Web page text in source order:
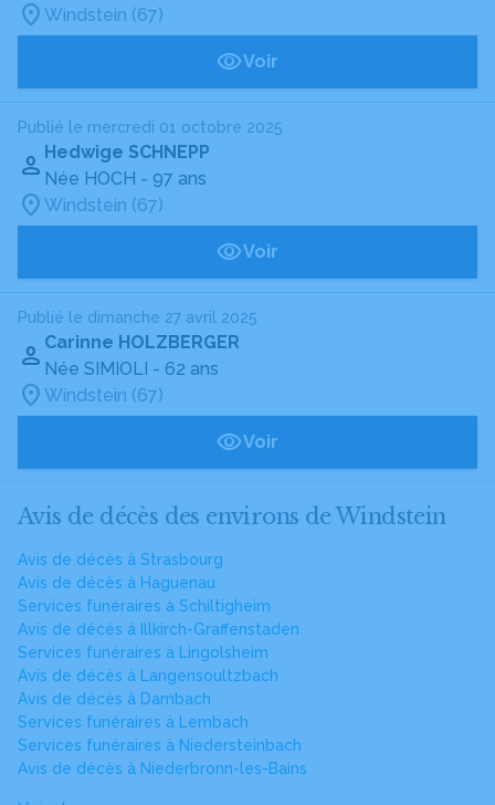
Windstein (67)
Voir
Publié le mercredi 01 octobre 2025
Hedwige SCHNEPP
Née HOCH - 97 ans
Windstein (67)
Voir
Publié le dimanche 27 avril 2025
Carinne HOLZBERGER
Née SIMIOLI - 62 ans
Windstein (67)
Voir
Avis de décès des environs de Windstein
Avis de décès à Strasbourg
Avis de décès à Haguenau
Services funéraires à Schiltigheim
Avis de décès à Illkirch-Graffenstaden
Services funéraires à Lingolsheim
Avis de décès à Langensoultzbach
Avis de décès à Dambach
Services funéraires à Lembach
Services funéraires à Niedersteinbach
Avis de décès à Niederbronn-les-Bains